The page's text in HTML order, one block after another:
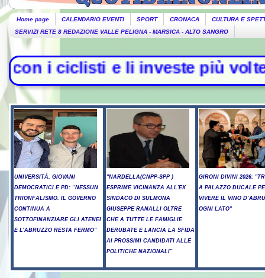
Home page CALENDARIO EVENTI SPORT CRONACA
CULTURA E
SERVIZI RETE 8 REDAZIONE VALLE PELIGNA - MARSICA - ALTO SANGRO
li investe più volte con
UNIVERSITÀ, GIOVANI
DEMOCRATICI E PD: “NESSUN
TRIONFALISMO. IL GOVERNO
CONTINUA A
SOTTOFINANZIARE GLI ATENEI
E L’ABRUZZO RESTA FERMO”
"NARDELLA(CNPP-SPP )
ESPRIME VICINANZA ALL'EX
SINDACO DI SULMONA
GIUSEPPE RANALLI OLTRE
CHE A TUTTE LE FAMIGLIE
DERUBATE E LANCIA LA SFIDA
AI PROSSIMI CANDIDATI ALLE
POLITICHE NAZIONALI"
GIRONI DIVINI 2026:
A PALAZZO DUCALE
VIVERE IL VINO
OGNI LATO"